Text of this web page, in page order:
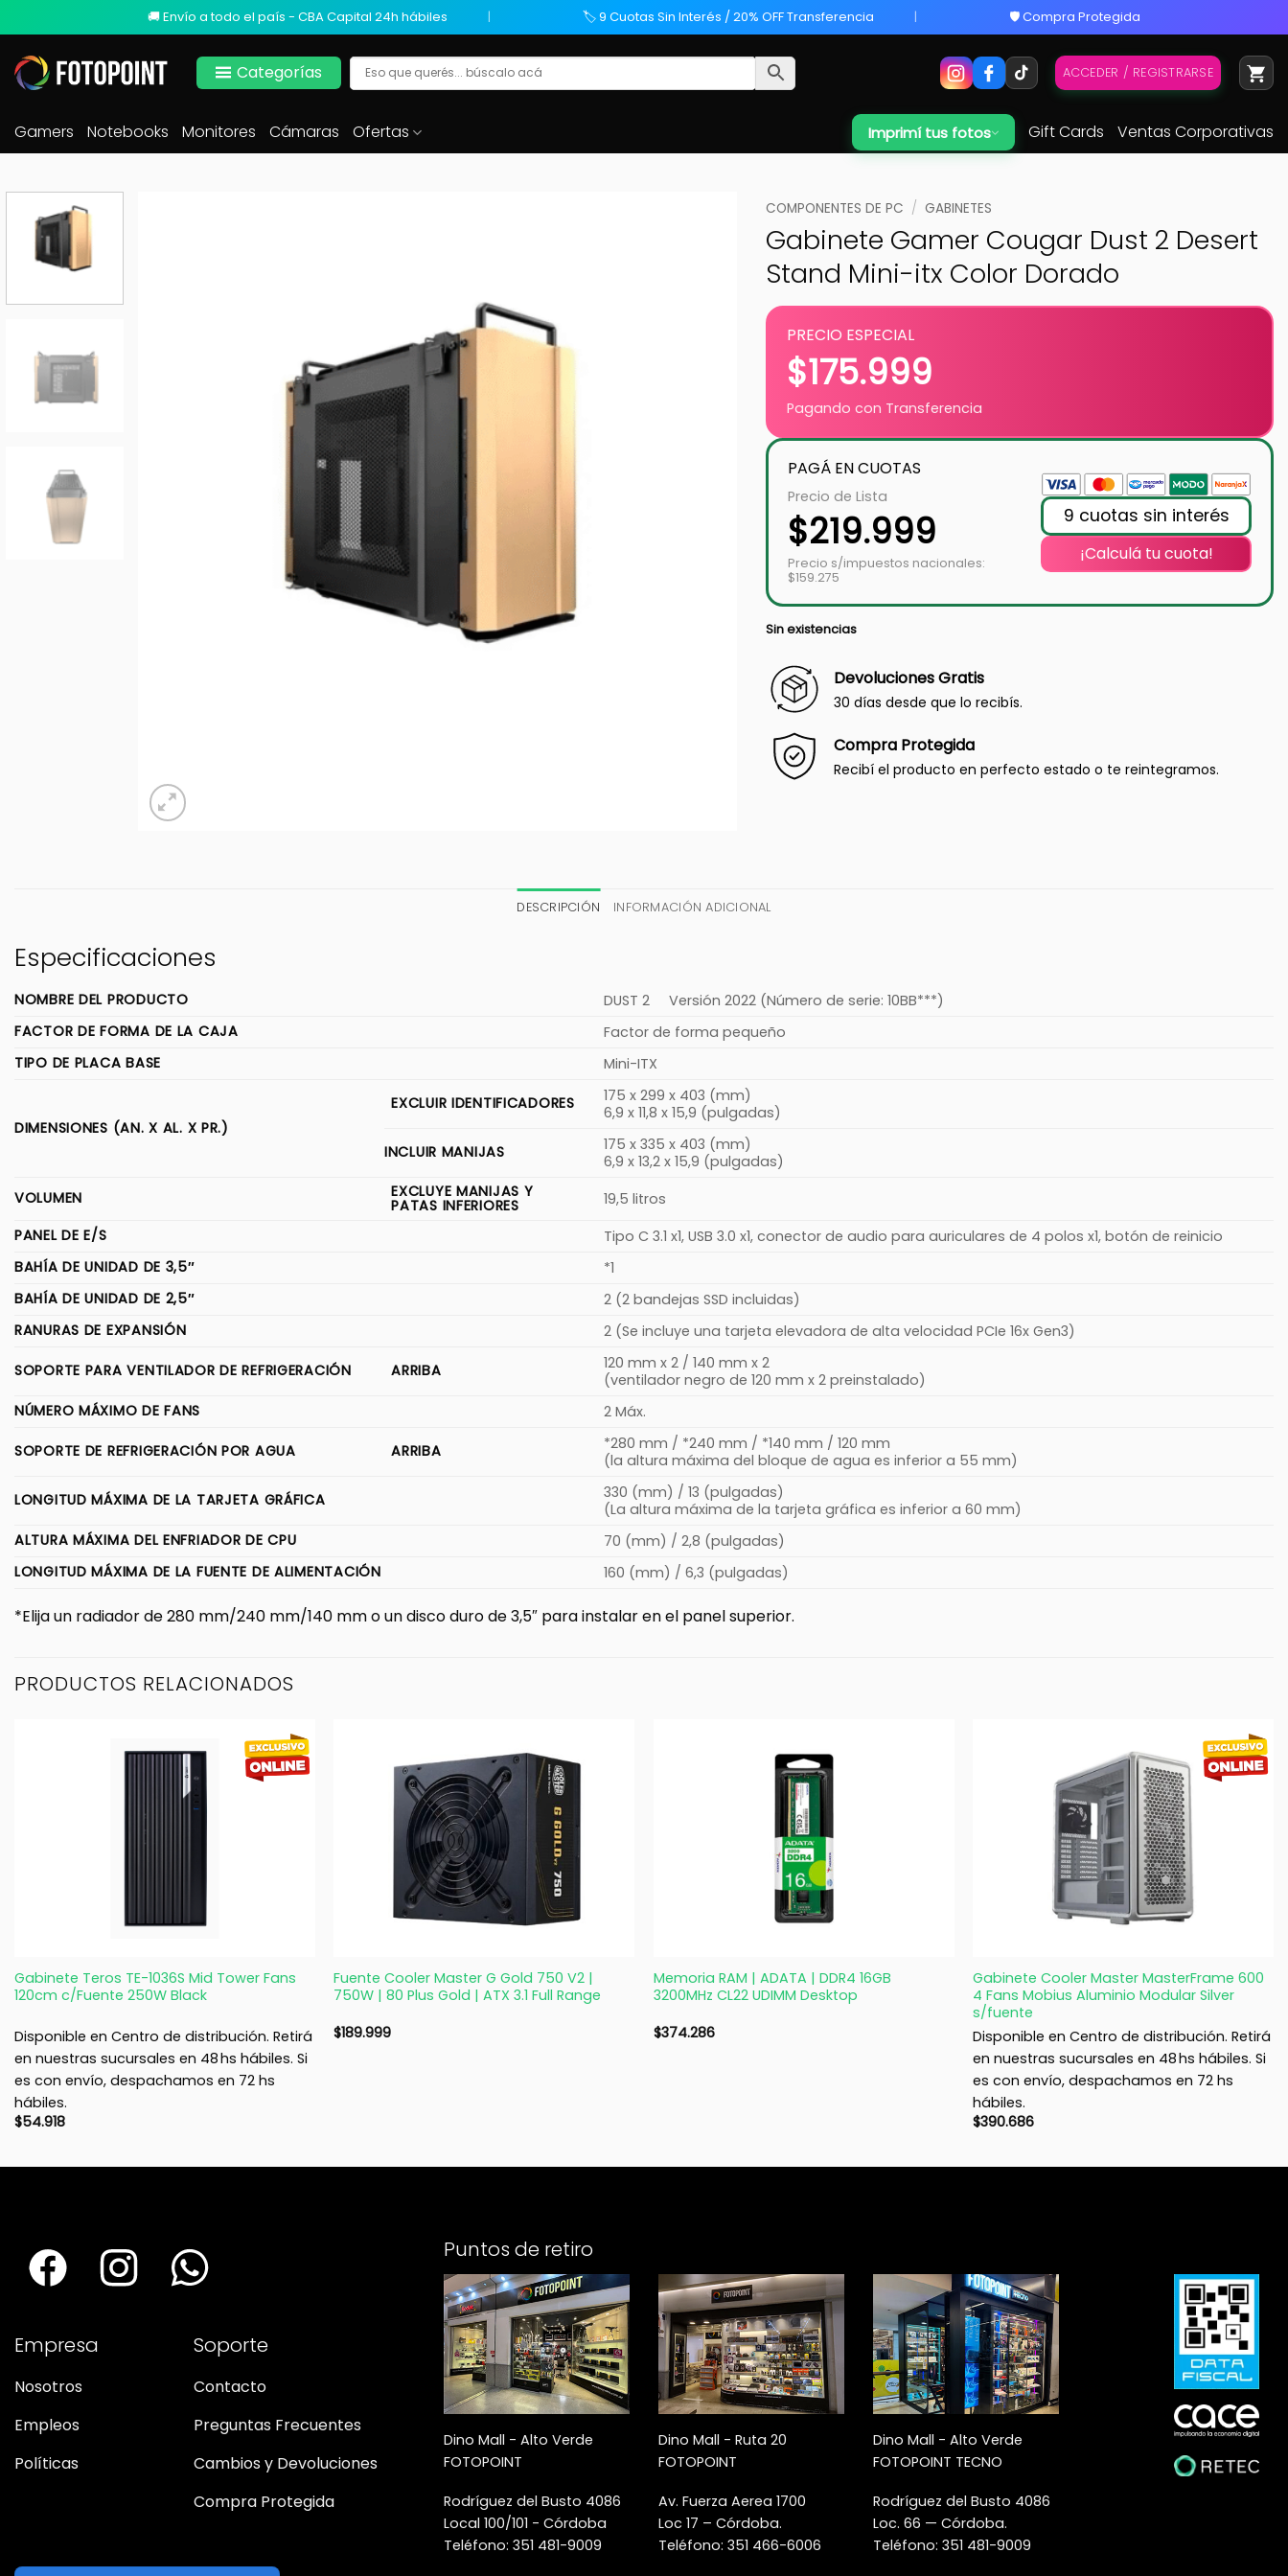
🚚 Envío a todo el país - CBA Capital 24h hábiles 🏷️ 9 Cuotas Sin Interés / 20% OFF Transferencia 🛡️ Compra Protegida
Categorías ACCEDER / REGISTRARSE
Gamers Notebooks Monitores Cámaras Ofertas Imprimí tus fotos Gift Cards Ventas Corporativas
COMPONENTES DE PC / GABINETES
Gabinete Gamer Cougar Dust 2 Desert
Stand Mini-itx Color Dorado
PRECIO ESPECIAL
$175.999
Pagando con Transferencia
PAGÁ EN CUOTAS
Precio de Lista
$219.999
Precio s/impuestos nacionales:
$159.275
9 cuotas sin interés
¡Calculá tu cuota!
Sin existencias
Devoluciones Gratis
30 días desde que lo recibís.
Compra Protegida
Recibí el producto en perfecto estado o te reintegramos.
DESCRIPCIÓN INFORMACIÓN ADICIONAL
Especificaciones
NOMBRE DEL PRODUCTO DUST 2Versión 2022 (Número de serie: 10BB***)
FACTOR DE FORMA DE LA CAJA
Factor de forma pequeño
TIPO DE PLACA BASE
Mini-ITX
DIMENSIONES (AN. X AL. X PR.)
EXCLUIR IDENTIFICADORES
175 x 299 x 403 (mm)
6,9 x 11,8 x 15,9 (pulgadas)
INCLUIR MANIJAS
175 x 335 x 403 (mm)
6,9 x 13,2 x 15,9 (pulgadas)
VOLUMEN
EXCLUYE MANIJAS Y
PATAS INFERIORES
19,5 litros
PANEL DE E/S
Tipo C 3.1 x1, USB 3.0 x1, conector de audio para auriculares de 4 polos x1, botón de reinicio
BAHÍA DE UNIDAD DE 3,5″
*1
BAHÍA DE UNIDAD DE 2,5″
2 (2 bandejas SSD incluidas)
RANURAS DE EXPANSIÓN
2 (Se incluye una tarjeta elevadora de alta velocidad PCIe 16x Gen3)
SOPORTE PARA VENTILADOR DE REFRIGERACIÓN ARRIBA
120 mm x 2 / 140 mm x 2
(ventilador negro de 120 mm x 2 preinstalado)
NÚMERO MÁXIMO DE FANS
2 Máx.
SOPORTE DE REFRIGERACIÓN POR AGUA ARRIBA
*280 mm / *240 mm / *140 mm / 120 mm
(la altura máxima del bloque de agua es inferior a 55 mm)
LONGITUD MÁXIMA DE LA TARJETA GRÁFICA
330 (mm) / 13 (pulgadas)
(La altura máxima de la tarjeta gráfica es inferior a 60 mm)
ALTURA MÁXIMA DEL ENFRIADOR DE CPU
70 (mm) / 2,8 (pulgadas)
LONGITUD MÁXIMA DE LA FUENTE DE ALIMENTACIÓN
160 (mm) / 6,3 (pulgadas)
*Elija un radiador de 280 mm/240 mm/140 mm o un disco duro de 3,5″ para instalar en el panel superior.
PRODUCTOS RELACIONADOS
Gabinete Teros TE-1036S Mid Tower Fans
120cm c/Fuente 250W Black
Disponible en Centro de distribución. Retirá
en nuestras sucursales en 48 hs hábiles. Si
es con envío, despachamos en 72 hs
hábiles.
$54.918
Fuente Cooler Master G Gold 750 V2 |
750W | 80 Plus Gold | ATX 3.1 Full Range
$189.999
Memoria RAM | ADATA | DDR4 16GB
3200MHz CL22 UDIMM Desktop
$374.286
Gabinete Cooler Master MasterFrame 600
4 Fans Mobius Aluminio Modular Silver
s/fuente
Disponible en Centro de distribución. Retirá
en nuestras sucursales en 48 hs hábiles. Si
es con envío, despachamos en 72 hs
hábiles.
$390.686
Empresa
Nosotros
Empleos
Políticas
Soporte
Contacto
Preguntas Frecuentes
Cambios y Devoluciones
Compra Protegida
Puntos de retiro
Dino Mall - Alto Verde
FOTOPOINT
Rodríguez del Busto 4086
Local 100/101 - Córdoba
Teléfono: 351 481-9009
Dino Mall - Ruta 20
FOTOPOINT
Av. Fuerza Aerea 1700
Loc 17 – Córdoba.
Teléfono: 351 466-6006
Dino Mall - Alto Verde
FOTOPOINT TECNO
Rodríguez del Busto 4086
Loc. 66 — Córdoba.
Teléfono: 351 481-9009